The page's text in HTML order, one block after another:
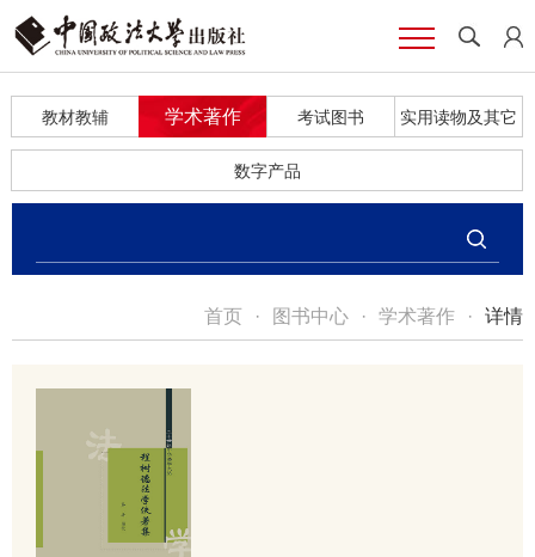
教材教辅 学术著作 考试图书 实用读物及其它
数字产品
首页 · 图书中心 · 学术著作 · 详情